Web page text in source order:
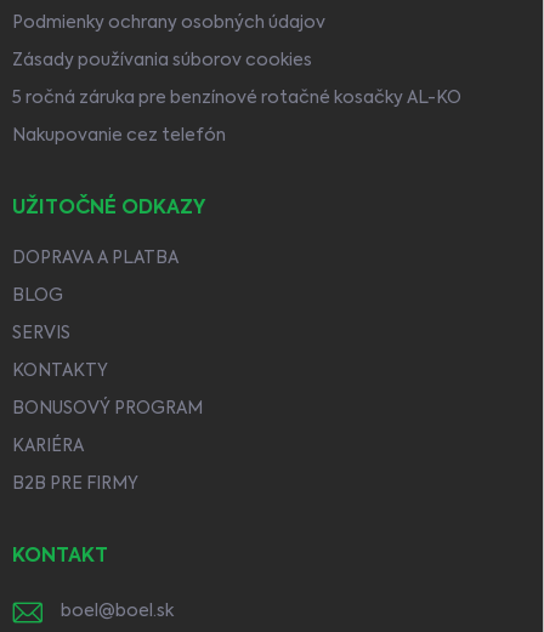
Podmienky ochrany osobných údajov
Zásady používania súborov cookies
5 ročná záruka pre benzínové rotačné kosačky AL-KO
Nakupovanie cez telefón
UŽITOČNÉ ODKAZY
DOPRAVA A PLATBA
BLOG
SERVIS
KONTAKTY
BONUSOVÝ PROGRAM
KARIÉRA
B2B PRE FIRMY
KONTAKT
boel @ boel.sk